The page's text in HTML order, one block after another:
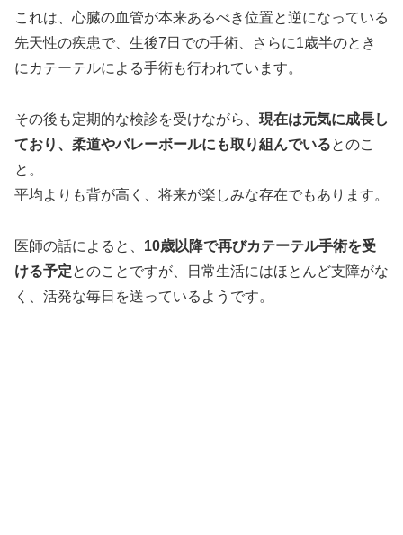
これは、心臓の血管が本来あるべき位置と逆になっている
先天性の疾患で、生後7日での手術、さらに1歳半のとき
にカテーテルによる手術も行われています。
その後も定期的な検診を受けながら、 現在は元気に成長し
ており、柔道やバレーボールにも取り組んでいるとのこ
と。
平均よりも背が高く、将来が楽しみな存在でもあります。
医師の話によると、 10歳以降で再びカテーテル手術を受
ける予定とのことですが、日常生活にはほとんど支障がな
く、活発な毎日を送っているようです。